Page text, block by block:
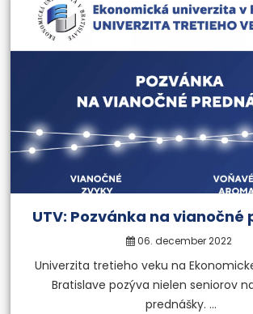
UTV: Pozvánka na vianočné
06. december 2022
Univerzita tretieho veku na
Bratislave pozýva nielen seniorov
prednášky. ...